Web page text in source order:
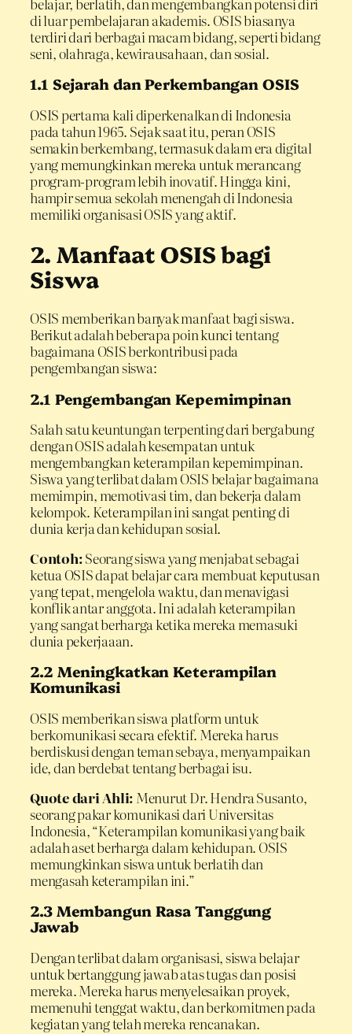
di luar pembelajaran akademis. OSIS biasanya
terdiri dari berbagai macam bidang, seperti bidang
seni, olahraga, kewirausahaan, dan sosial.
1.1 Sejarah dan Perkembangan OSIS
OSIS pertama kali diperkenalkan di Indonesia
pada tahun 1965. Sejak saat itu, peran OSIS
semakin berkembang, termasuk dalam era digital
yang memungkinkan mereka untuk merancang
program-program lebih inovatif. Hingga kini,
hampir semua sekolah menengah di Indonesia
memiliki organisasi OSIS yang aktif.
2. Manfaat OSIS bagi
Siswa
OSIS memberikan banyak manfaat bagi siswa.
Berikut adalah beberapa poin kunci tentang
bagaimana OSIS berkontribusi pada
pengembangan siswa:
2.1 Pengembangan Kepemimpinan
Salah satu keuntungan terpenting dari bergabung
dengan OSIS adalah kesempatan untuk
mengembangkan keterampilan kepemimpinan.
Siswa yang terlibat dalam OSIS belajar bagaimana
memimpin, memotivasi tim, dan bekerja dalam
kelompok. Keterampilan ini sangat penting di
dunia kerja dan kehidupan sosial.
Contoh:Seorang siswa yang menjabat sebagai
ketua OSIS dapat belajar cara membuat keputusan
yang tepat, mengelola waktu, dan menavigasi
konflik antar anggota. Ini adalah keterampilan
yang sangat berharga ketika mereka memasuki
dunia pekerjaaan.
2.2 Meningkatkan Keterampilan
Komunikasi
OSIS memberikan siswa platform untuk
berkomunikasi secara efektif. Mereka harus
berdiskusi dengan teman sebaya, menyampaikan
ide, dan berdebat tentang berbagai isu.
Quote dari Ahli: Menurut Dr. Hendra Susanto,
seorang pakar komunikasi dari Universitas
Indonesia, “Keterampilan komunikasi yang baik
adalah aset berharga dalam kehidupan. OSIS
memungkinkan siswa untuk berlatih dan
mengasah keterampilan ini.”
2.3 Membangun Rasa Tanggung
Jawab
Dengan terlibat dalam organisasi, siswa belajar
untuk bertanggung jawab atas tugas dan posisi
mereka. Mereka harus menyelesaikan proyek,
memenuhi tenggat waktu, dan berkomitmen pada
kegiatan yang telah mereka rencanakan.